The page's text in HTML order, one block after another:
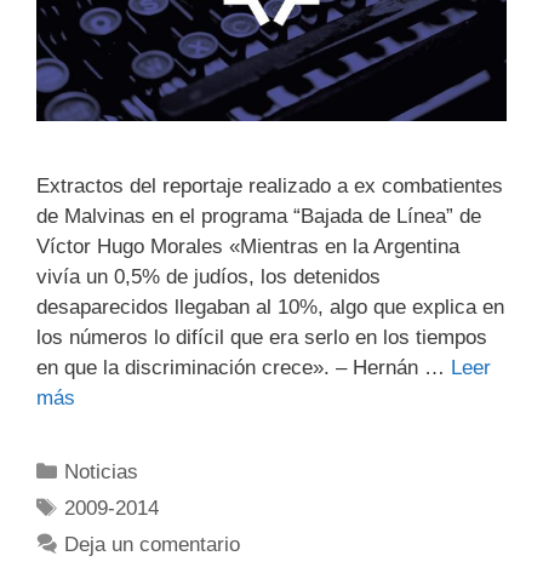
Extractos del reportaje realizado a ex combatientes
de Malvinas en el programa “Bajada de Línea” de
Víctor Hugo Morales «Mientras en la Argentina
vivía un 0,5% de judíos, los detenidos
desaparecidos llegaban al 10%, algo que explica en
los números lo difícil que era serlo en los tiempos
en que la discriminación crece». – Hernán … Leer
más
Noticias
2009-2014
Deja un comentario